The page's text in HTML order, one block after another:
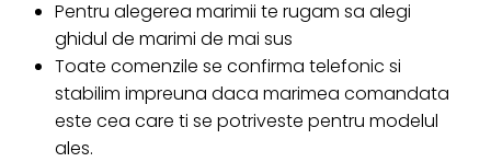
Pentru alegerea marimii te rugam sa alegi
ghidul de marimi de mai sus
Toate comenzile se confirma telefonic si
stabilim impreuna daca marimea comandata
este cea care ti se potriveste pentru modelul
ales.